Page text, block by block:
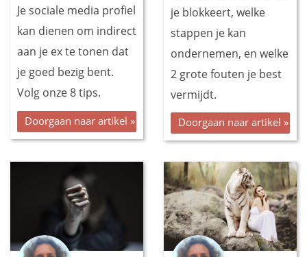
Je sociale media profiel
kan dienen om indirect
aan je ex te tonen dat
je goed bezig bent.
Volg onze 8 tips.
Doorgaan naar artikel »
je blokkeert, welke
stappen je kan
ondernemen, en welke
2 grote fouten je best
vermijdt.
Doorgaan naar artikel »